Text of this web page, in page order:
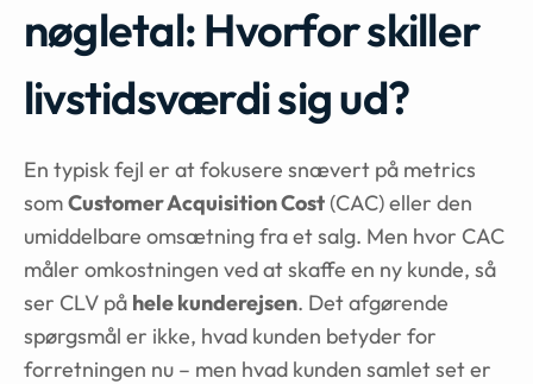
nøgletal: Hvorfor skiller
livstidsværdi sig ud?
En typisk fejl er at fokusere snævert på metrics
somCustomer Acquisition Cost(CAC) eller den
umiddelbare omsætning fra et salg. Men hvor CAC
måler omkostningen ved at skaffe en ny kunde, så
ser CLV på hele kunderejsen. Det afgørende
spørgsmål er ikke, hvad kunden betyder for
forretningen nu – men hvad kunden samlet set er